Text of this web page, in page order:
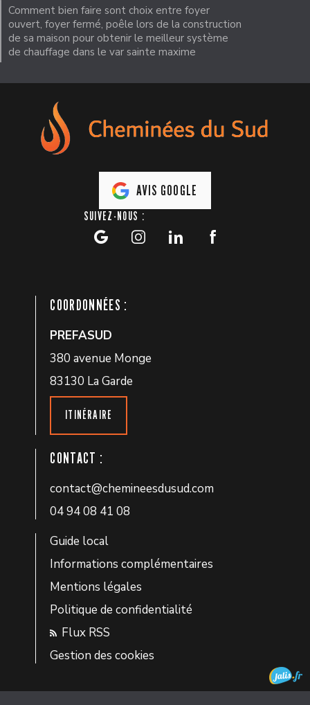
Comment bien faire sont choix entre foyer
ouvert, foyer fermé, poêle lors de la construction
de sa maison pour obtenir le meilleur système
de chauffage dans le var sainte maxime
AVIS GOOGLE
SUIVEZ-NOUS :
COORDONNÉES :
PREFASUD
380 avenue Monge
83130 La Garde
ITINÉRAIRE
CONTACT :
contact@chemineesdusud.com
04 94 08 41 08
Guide local
Informations complémentaires
Mentions légales
Politique de confidentialité
Flux RSS
Gestion des cookies